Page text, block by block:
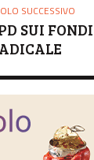
SUCCESSIVO
SUI